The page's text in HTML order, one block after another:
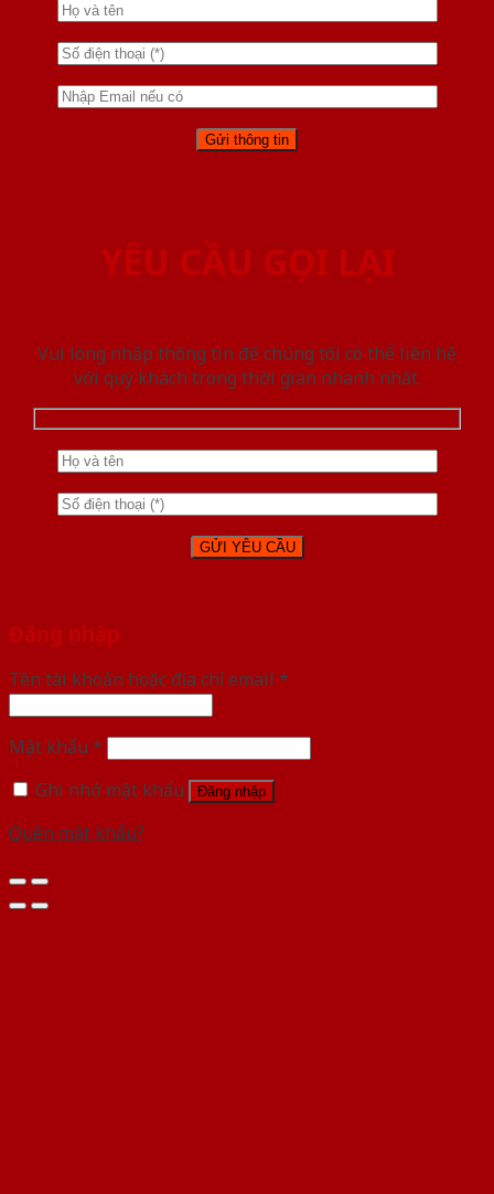
YÊU CẦU GỌI LẠI
Vui lòng nhập thông tin để chúng tôi có thể liên hệ
với quý khách trong thời gian nhanh nhất.
Đăng nhập
Tên tài khoản hoặc địa chỉ email *
Mật khẩu *
Ghi nhớ mật khẩu
Đăng nhập
Quên mật khẩu?